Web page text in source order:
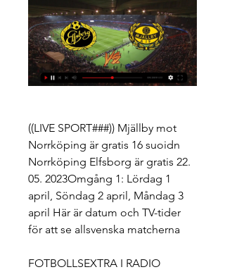
((LIVE SPORT###)) Mjällby mot
Norrköping är gratis 16 suoidn
Norrköping Elfsborg är gratis 22.
05. 2023Omgång 1: Lördag 1
april, Söndag 2 april, Måndag 3
april Här är datum och TV-tider
för att se allsvenska matcherna
FOTBOLLSEXTRA I RADIO